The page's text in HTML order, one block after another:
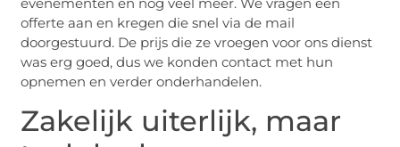
offerte aan en kregen die snel via de mail
doorgestuurd. De prijs die ze vroegen voor ons dienst
was erg goed, dus we konden contact met hun
opnemen en verder onderhandelen.
Zakelijk uiterlijk, maar